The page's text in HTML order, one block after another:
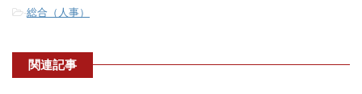
-総合（人事）
関連記事